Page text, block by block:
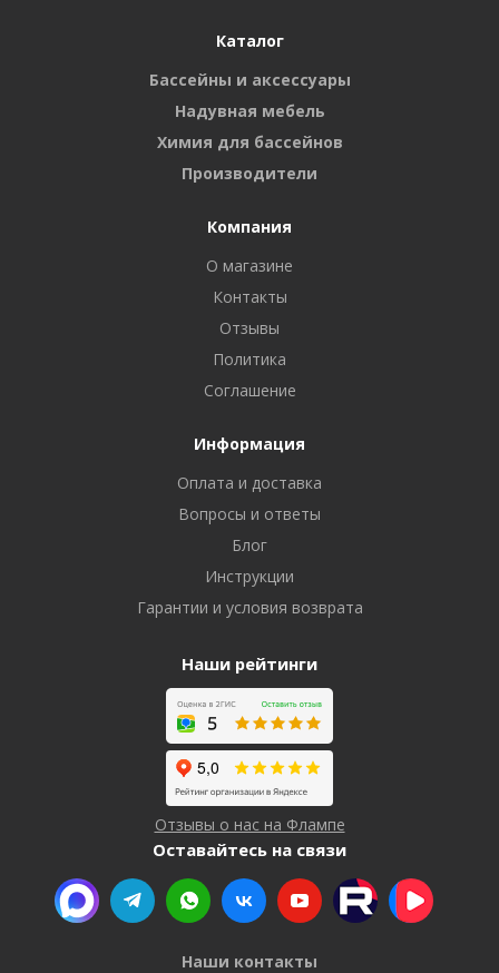
Каталог
Бассейны и аксессуары
Надувная мебель
Химия для бассейнов
Производители
Компания
О магазине
Контакты
Отзывы
Политика
Соглашение
Информация
Оплата и доставка
Вопросы и ответы
Блог
Инструкции
Гарантии и условия возврата
Наши рейтинги
Отзывы о нас на Флампе
Оставайтесь на связи
Наши контакты